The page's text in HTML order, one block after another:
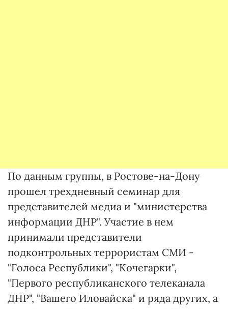
По данным группы, в Ростове-на-Дону
прошел трехдневный семинар для
представителей медиа и "министерства
информации ДНР". Участие в нем
принимали представители
подконтрольных террористам СМИ -
"Голоса Республики", "Кочегарки",
"Первого республиканского телеканала
ДНР", "Вашего Иловайска" и ряда других, а